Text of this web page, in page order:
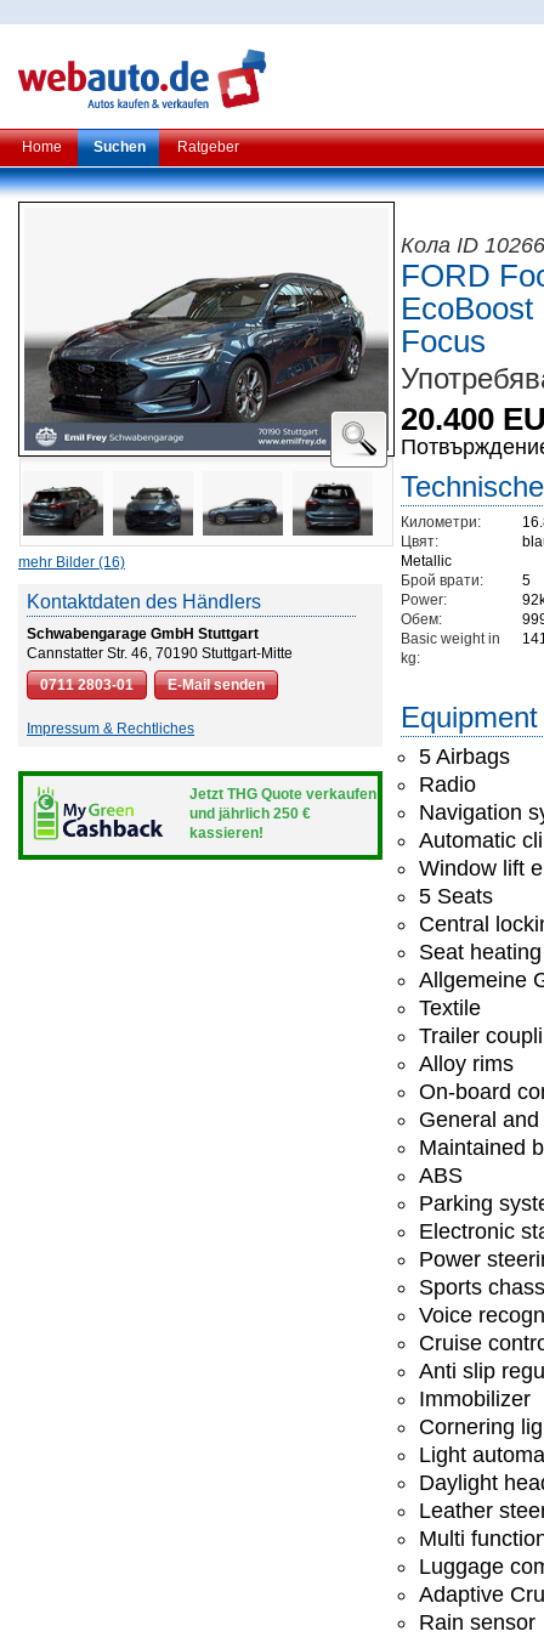
Home Suchen Ratgeber
mehr Bilder (16)
Kontaktdaten des Händlers
Schwabengarage GmbH Stuttgart
Cannstatter Str. 46, 70190 Stuttgart-Mitte
0711 2803-01
E-Mail senden
Impressum & Rechtliches
Jetzt THG Quote verkaufen
und jährlich 250 €
kassieren!
Кола ID
FORD
Focus
20.400
Километри:
Цвят:
Metallic
Брой врати:
5
Power:
Обем:
Basic weight in
kg:
Equipment
5 Airbags
Radio
Navigation
Automatic
Window lift
5 Seats
Central
Seat heating
Allgemeine
Textile
Trailer
Alloy rims
On-board
General
Maintained
ABS
Parking
Electronic
Power
Sports
Voice
Cruise
Anti slip
Immobilizer
Cornering
Light
Daylight
Leather
Multi
Luggage
Adaptive
Rain sensor